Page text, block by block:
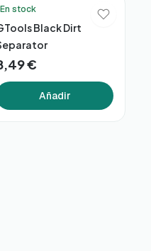
En stock
Black Dirt
€
Añadir